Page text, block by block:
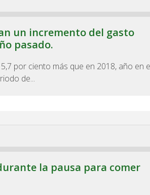
un incremento del gasto
pasado.
por ciento más que en 2018, año en
de...
la pausa para comer